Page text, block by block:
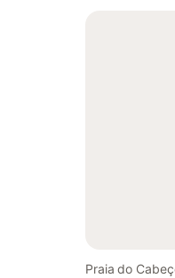
Praia do